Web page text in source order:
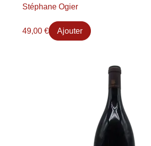
Stéphane Ogier
49,00 € Ajouter